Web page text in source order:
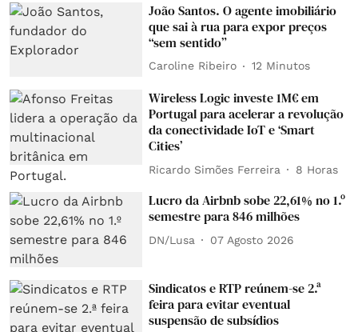
João Santos. O agente imobiliário
que sai à rua para expor preços
“sem sentido”
Caroline Ribeiro 12 Minutos
Wireless Logic investe 1M€ em
Portugal para acelerar a revolução
da conectividade IoT e ‘Smart
Cities’
Ricardo Simões Ferreira 8 Horas
Lucro da Airbnb sobe 22,61% no 1.º
semestre para 846 milhões
DN/Lusa 07 Agosto 2026
Sindicatos e RTP reúnem-se 2.ª
feira para evitar eventual
suspensão de subsídios